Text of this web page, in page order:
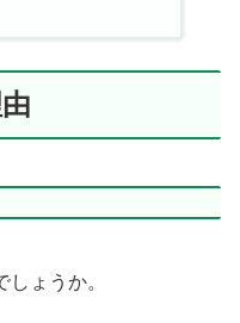
ょうか。